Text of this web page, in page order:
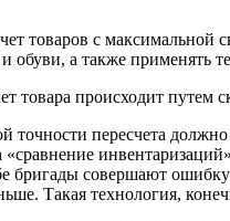
товаров с
обуви, а также
товара происходит путем
точности пересчета
бригады совершают
Такая технология,